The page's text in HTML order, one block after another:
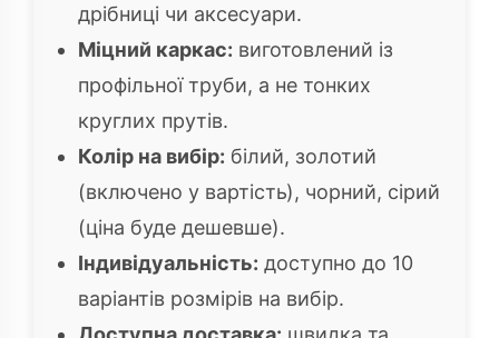
дрібниці чи аксесуари.
Міцний каркас: виготовлений із
профільної труби, а не тонких
круглих прутів.
Колір на вибір: білий, золотий
(включено у вартість), чорний, сірий
(ціна буде дешевше).
Індивідуальність: доступно до 10
варіантів розмірів на вибір.